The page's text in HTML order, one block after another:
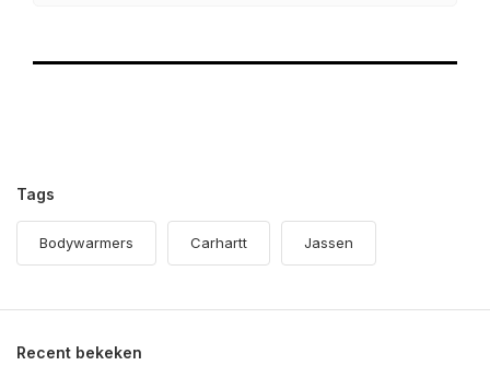
Tags
Bodywarmers Carhartt Jassen
Recent bekeken